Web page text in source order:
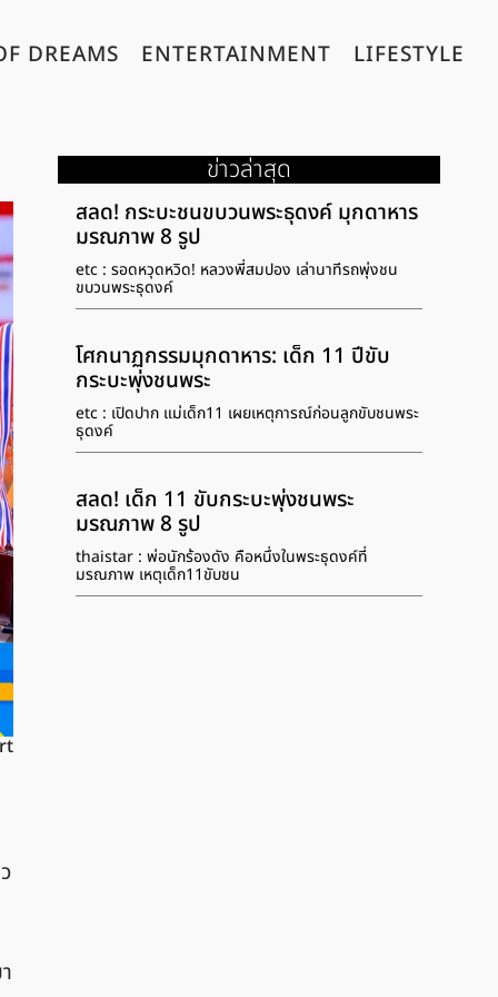
DREAMS ENTERTAINMENT LIFESTYLE
ข่าวล่าสุด
สลด! กระบะชนขบวนพระธุดงค์ มุกดาหาร
มรณภาพ 8 รูป
etc : รอดหวุดหวิด! หลวงพี่สมปอง เล่านาทีรถพุ่งชน
ขบวนพระธุดงค์
โศกนาฏกรรมมุกดาหาร: เด็ก 11 ปีขับ
กระบะพุ่งชนพระ
etc : เปิดปาก แม่เด็ก11 เผยเหตุการณ์ก่อนลูกขับชนพระ
ธุดงค์
สลด! เด็ก 11 ขับกระบะพุ่งชนพระ
มรณภาพ 8 รูป
thaistar : พ่อนักร้องดัง คือหนึ่งในพระธุดงค์ที่
มรณภาพ เหตุเด็ก11ขับชน